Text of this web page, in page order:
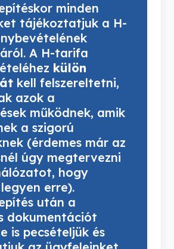
minden
tájékoztatjuk a H-
A H-tarifa
külön
kell felszereltetni,
azok a
működnek, amik
a szigorú
(érdemes már az
úgy megtervezni
hogy
erre).
után a
dokumentációt
is pecsételjük és